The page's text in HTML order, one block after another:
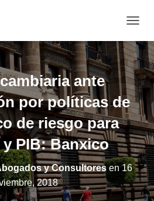
A
M
B
I
A
R
M
O
D
O
D
E
N
A
V
ante
por políticas de
de riesgo para
PIB: Banxico
y Consultoresen16
2018